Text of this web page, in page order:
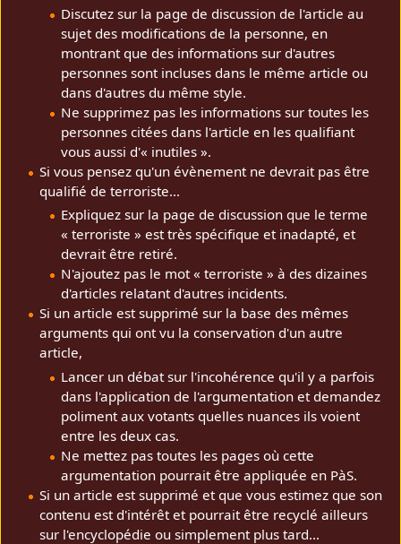
Discutez sur la page de discussion de l'article au
sujet des modifications de la personne, en
montrant que des informations sur d'autres
personnes sont incluses dans le même article ou
dans d'autres du même style.
Ne supprimez pas les informations sur toutes les
personnes citées dans l'article en les qualifiant
vous aussi d'« inutiles ».
Si vous pensez qu'un évènement ne devrait pas être
qualifié de terroriste...
Expliquez sur la page de discussion que le terme
« terroriste » est très spécifique et inadapté, et
devrait être retiré.
N'ajoutez pas le mot « terroriste » à des dizaines
d'articles relatant d'autres incidents.
Si un article est supprimé sur la base des mêmes
arguments qui ont vu la conservation d'un autre
article,
Lancer un débat sur l'incohérence qu'il y a parfois
dans l'application de l'argumentation et demandez
poliment aux votants quelles nuances ils voient
entre les deux cas.
Ne mettez pas toutes les pages où cette
argumentation pourrait être appliquée en PàS.
Si un article est supprimé et que vous estimez que son
contenu est d'intérêt et pourrait être recyclé ailleurs
sur l'encyclopédie ou simplement plus tard...